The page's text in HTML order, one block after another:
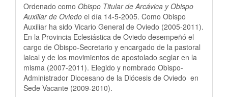
Ordenado como Obispo Titular de Arcávica y Obispo
Auxiliar de Oviedo el día 14-5-2005. Como Obispo
Auxiliar ha sido Vicario General de Oviedo (2005-2011).
En la Provincia Eclesiástica de Oviedo desempeñó el
cargo de Obispo-Secretario y encargado de la pastoral
laical y de los movimientos de apostolado seglar en la
misma (2007-2011). Elegido y nombrado Obispo-
Administrador Diocesano de la Diócesis de Oviedo en
Sede Vacante (2009-2010).